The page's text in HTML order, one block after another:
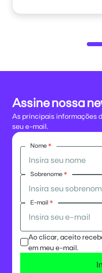
Assine nossa
As principais informações
seu e-mail.
Nome *
Sobrenome *
E-mail *
Ao clicar, aceito
em meu e-mail.